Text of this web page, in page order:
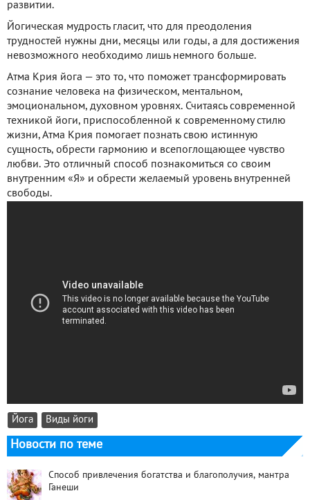
развитии.
Йогическая мудрость гласит, что для преодоления
трудностей нужны дни, месяцы или годы, а для достижения
невозможного необходимо лишь немного больше.
Атма Крия йога — это то, что поможет трансформировать
сознание человека на физическом, ментальном,
эмоциональном, духовном уровнях. Считаясь современной
техникой йоги, приспособленной к современному стилю
жизни, Атма Крия помогает познать свою истинную
сущность, обрести гармонию и всепоглощающее чувство
любви. Это отличный способ познакомиться со своим
внутренним «Я» и обрести желаемый уровень внутренней
свободы.
Йога Виды йоги
Новости по теме
Способ привлечения богатства и благополучия, мантра
Ганеши